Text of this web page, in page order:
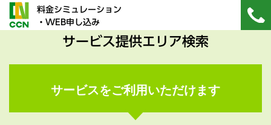
料金シミュレーション
・WEB申し込み
サービス提供エリア検索
サービスをご利用いただけます